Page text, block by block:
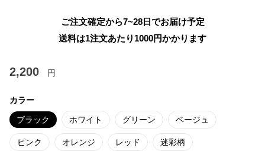
ご注文確定から7~28日でお届け予定
送料は1注文あたり 1000円かかります
2,200 円
カラー
ブラック ホワイト グリーン ベージュ
ピンク オレンジ レッド 迷彩柄